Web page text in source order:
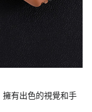
擁有出色的視覺和手